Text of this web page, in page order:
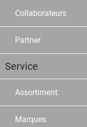
Collaborateurs
Partner
Service
Assortiment
Marques